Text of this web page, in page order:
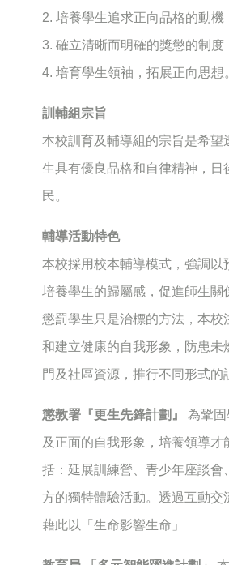
2. 培養學生追求正向品格的動機
3. 確立清晰而明確的獎懲的制度
4. 培育學生領袖，拓展正向思想
訓輔組宗旨
本校訓育及輔導組的宗旨是希
生具有優良品格和自律精神，
民。
輔導活動特色
本校採用校本輔導模式，強調以
培養學生的歸屬感，促進師生關
懲罰學生只是治標的方法，本
和建立健康的自我形象，防患
門及社區資源，推行不同形式的
懲教署『更生先鋒計劃』
為鞏
及正面的自我形象，培養領導
括：延展訓練營、青少年座談
方的獨特體驗活動。透過互動交
藉此以「生命影響生命」